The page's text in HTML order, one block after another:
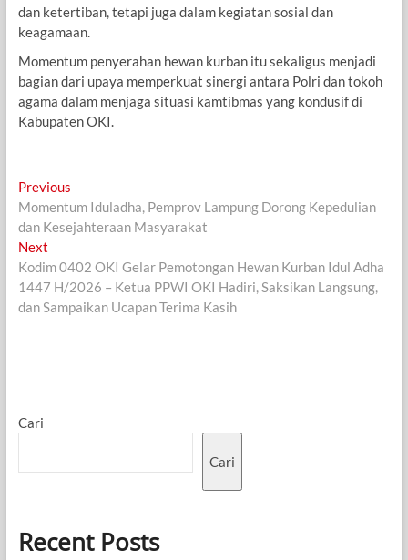
dan ketertiban, tetapi juga dalam kegiatan sosial dan
keagamaan.
Momentum penyerahan hewan kurban itu sekaligus menjadi
bagian dari upaya memperkuat sinergi antara Polri dan tokoh
agama dalam menjaga situasi kamtibmas yang kondusif di
Kabupaten OKI.
Navigasi
pos
PreviousPrevious
post:
Momentum Iduladha, Pemprov Lampung Dorong Kepedulian
dan Kesejahteraan Masyarakat
NextNext
post:
Kodim 0402 OKI Gelar Pemotongan Hewan Kurban Idul Adha
1447 H/2026 – Ketua PPWI OKI Hadiri, Saksikan Langsung,
dan Sampaikan Ucapan Terima Kasih
Cari
Cari
Recent Posts